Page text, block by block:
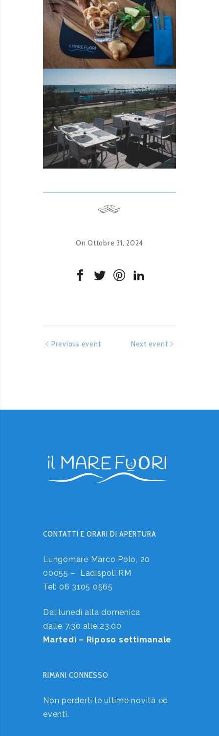
On Ottobre 31, 2024
Previous event Next event
CONTATTI E ORARI DI APERTURA
Lungomare Marco Polo, 20
00055 – Ladispoli RM
Tel: 06 3105 0565
Dal lunedì alla domenica
dalle 7.30 alle 23.00
Martedì – Riposo settimanale
RIMANI CONNESSO
Non perderti le ultime novità ed
eventi.